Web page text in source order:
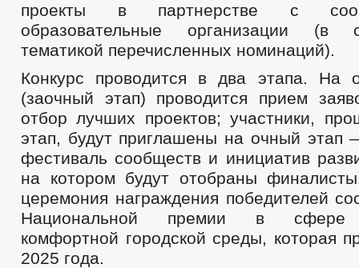
проекты в партнерстве с
образовательные организации (в
тематикой перечисленных номинаций).
Конкурс проводится в два этапа. На
(заочный этап) проводится прием
отбор лучших проектов; участники,
этап, будут приглашены на очный этап
фестиваль сообществ и инициатив
на котором будут отобраны
церемония награждения победителей
Национальной премии в сфере
комфортной городской среды, которая
2025 года.